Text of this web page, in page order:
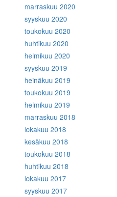
marraskuu 2020
syyskuu 2020
toukokuu 2020
huhtikuu 2020
helmikuu 2020
syyskuu 2019
heinäkuu 2019
toukokuu 2019
helmikuu 2019
marraskuu 2018
lokakuu 2018
kesäkuu 2018
toukokuu 2018
huhtikuu 2018
lokakuu 2017
syyskuu 2017